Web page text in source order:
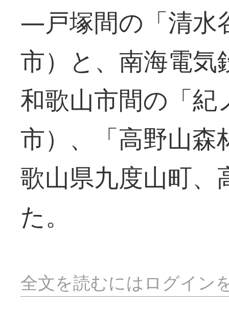
―戸塚間の「清水
市）と、南海電
和歌山市間の「紀
市）、「高野山森
歌山県九度山町、
た。
全文を読むにはログイン